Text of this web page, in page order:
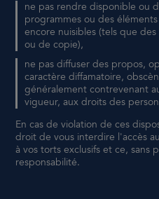
ne pas rendre disponible ou
programmes ou des
encore nuisibles (tels que
ou de copie),
ne pas diffuser des propos,
caractère diffamatoire,
généralement contrevenant
vigueur, aux droits des
En cas de violation de ces
droit de vous interdire l'accès
à vos torts exclusifs et ce, sans
responsabilité.